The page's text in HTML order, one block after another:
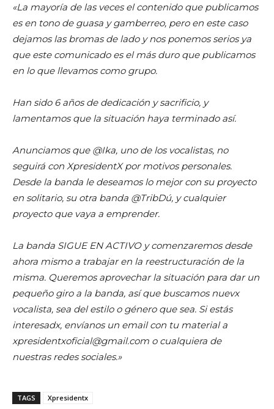
«La mayoría de las veces el contenido que publicamos
es en tono de guasa y gamberreo, pero en este caso
dejamos las bromas de lado y nos ponemos serios ya
que este comunicado es el más duro que publicamos
en lo que llevamos como grupo.
Han sido 6 años de dedicación y sacrificio, y
lamentamos que la situación haya terminado así.
Anunciamos que @Ika, uno de los vocalistas, no
seguirá con XpresidentX por motivos personales.
Desde la banda le deseamos lo mejor con su proyecto
en solitario, su otra banda @TribDú, y cualquier
proyecto que vaya a emprender.
La banda SIGUE EN ACTIVO y comenzaremos desde
ahora mismo a trabajar en la reestructuración de la
misma. Queremos aprovechar la situación para dar un
pequeño giro a la banda, así que buscamos nuevx
vocalista, sea del estilo o género que sea. Si estás
interesadx, envíanos un email con tu material a
xpresidentxoficial@gmail.com o cualquiera de
nuestras redes sociales.»
TAGS Xpresidentx